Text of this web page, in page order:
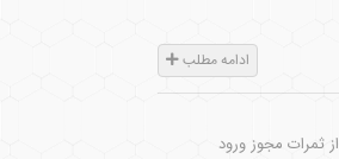
ادامه مطلب
ثمرات مجوز ورود